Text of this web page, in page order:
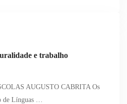
e trabalho
AUGUSTO CABRITA Os
de Línguas …